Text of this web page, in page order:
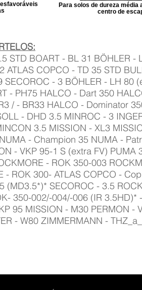
STD BOART - BL 31 BÖHLER -
ATLAS COPCO - TD 35 STD
SECOROC - 3 BÖHLER - LH 80
- PH75 HALCO - Dart 350
/ - BR33 HALCO - Dominator
- DHD 3.5 MINROC - 3
3.5 MISSION - XL3
- Champion 35 NUMA -
- VKP 95-1 S (extra FV) PUMA
- ROK 350-003
- ROK 300- ATLAS COPCO -
(MD3.5*)* SECOROC - 3.5
350-002/-004/-006 (IR 3.5HD)*
95 MISSION - M30 PERMON -
- W80 ZIMMERMANN -
Para solos de dureza média
centro de